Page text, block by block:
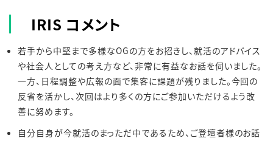
IRIS コメント
若手から中堅まで多様なOGの方をお招きし、就活のアドバイス
や社会人としての考え方など、非常に有益なお話を伺いました。
一方、日程調整や広報の面で集客に課題が残りました。今回の
反省を活かし、次回はより多くの方にご参加いただけるよう改
善に努めます。
自分自身が今就活のまっただ中であるため、ご登壇者様のお話